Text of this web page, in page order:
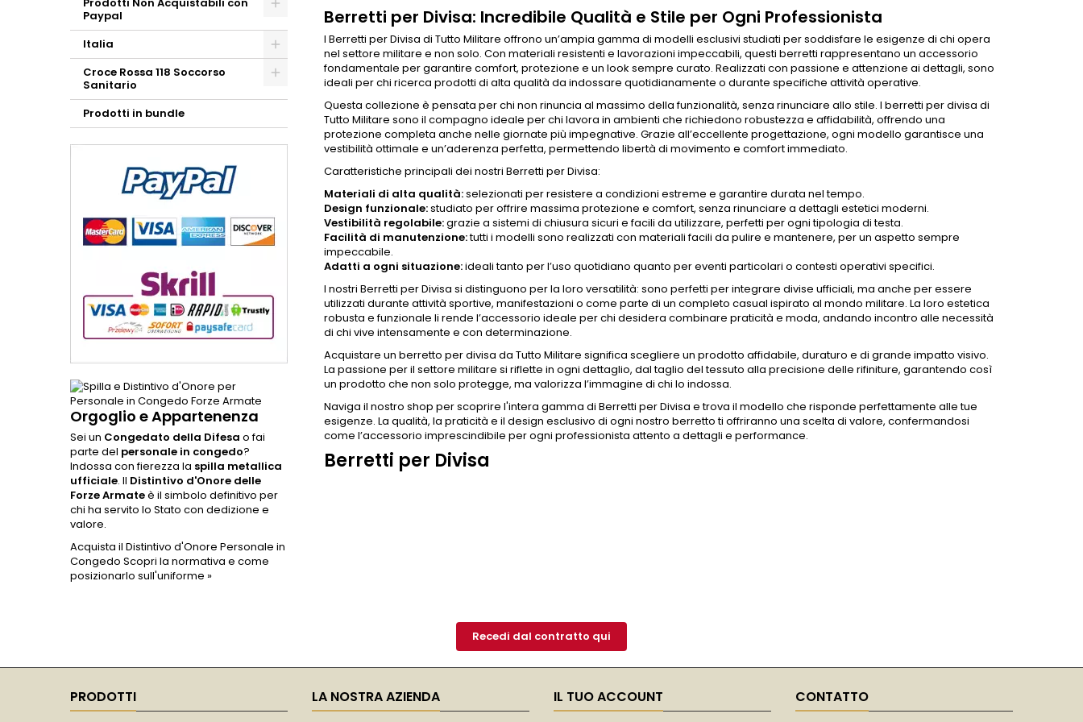
Paypal
Italia
Croce Rossa 118 Soccorso
Sanitario
Prodotti in bundle
Orgoglio e Appartenenza
Sei un Congedato della Difesa o fai
parte del personale in congedo?
Indossa con fierezza la spilla metallica
ufficiale. Il Distintivo d'Onore delle
Forze Armateè il simbolo definitivo per
chi ha servito lo Stato con dedizione e
valore.
Acquista il Distintivo d'Onore Personale in
Congedo Scopri la normativa e come
posizionarlo sull'uniforme »
più...
Berretti per Divisa: Incredibile Qualità e Stile per Ogni Professionista
I Berretti per Divisa di Tutto Militare offrono un’ampia gamma di modelli esclusivi studiati per soddisfare le esigenze di chi opera
nel settore militare e non solo. Con materiali resistenti e lavorazioni impeccabili, questi berretti rappresentano un accessorio
fondamentale per garantire comfort, protezione e un look sempre curato. Realizzati con passione e attenzione ai dettagli, sono
ideali per chi ricerca prodotti di alta qualità da indossare quotidianamente o durante specifiche attività operative.
Questa collezione è pensata per chi non rinuncia al massimo della funzionalità, senza rinunciare allo stile. I berretti per divisa di
Tutto Militare sono il compagno ideale per chi lavora in ambienti che richiedono robustezza e affidabilità, offrendo una
protezione completa anche nelle giornate più impegnative. Grazie all’eccellente progettazione, ogni modello garantisce una
vestibilità ottimale e un’aderenza perfetta, permettendo libertà di movimento e comfort immediato.
Caratteristiche principali dei nostri Berretti per Divisa:
Materiali di alta qualità:selezionati per resistere a condizioni estreme e garantire durata nel tempo.
Design funzionale:studiato per offrire massima protezione e comfort, senza rinunciare a dettagli estetici moderni.
Vestibilità regolabile:grazie a sistemi di chiusura sicuri e facili da utilizzare, perfetti per ogni tipologia di testa.
Facilità di manutenzione:tutti i modelli sono realizzati con materiali facili da pulire e mantenere, per un aspetto sempre
impeccabile.
Adatti a ogni situazione:ideali tanto per l’uso quotidiano quanto per eventi particolari o contesti operativi specifici.
I nostri Berretti per Divisa si distinguono per la loro versatilità: sono perfetti per integrare divise ufficiali, ma anche per essere
utilizzati durante attività sportive, manifestazioni o come parte di un completo casual ispirato al mondo militare. La loro estetica
robusta e funzionale li rende l’accessorio ideale per chi desidera combinare praticità e moda, andando incontro alle necessità
di chi vive intensamente e con determinazione.
Acquistare un berretto per divisa da Tutto Militare significa scegliere un prodotto affidabile, duraturo e di grande impatto visivo.
La passione per il settore militare si riflette in ogni dettaglio, dal taglio del tessuto alla precisione delle rifiniture, garantendo così
un prodotto che non solo protegge, ma valorizza l’immagine di chi lo indossa.
Naviga il nostro shop per scoprire l'intera gamma di Berretti per Divisa e trova il modello che risponde perfettamente alle tue
esigenze. La qualità, la praticità e il design esclusivo di ogni nostro berretto ti offriranno una scelta di valore, confermandosi
come l’accessorio imprescindibile per ogni professionista attento a dettagli e performance.
Berretti per Divisa
Recedi dal contratto qui
PRODOTTI LA NOSTRA AZIENDA IL TUO ACCOUNT CONTATTO